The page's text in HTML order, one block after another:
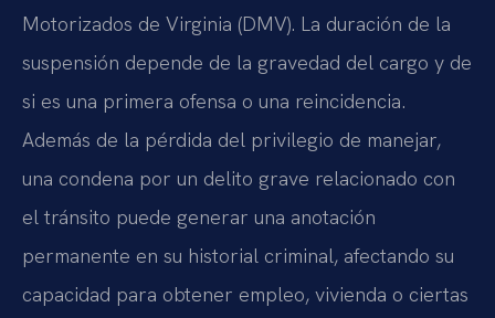
Motorizados de Virginia (DMV). La duración de la
suspensión depende de la gravedad del cargo y de
si es una primera ofensa o una reincidencia.
Además de la pérdida del privilegio de manejar,
una condena por un delito grave relacionado con
el tránsito puede generar una anotación
permanente en su historial criminal, afectando su
capacidad para obtener empleo, vivienda o ciertas